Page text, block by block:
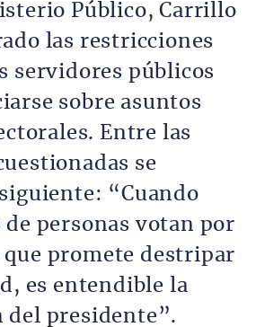
Público, Carrillo
las restricciones
servidores públicos
sobre asuntos
Entre las
se
“Cuando
de personas votan por
promete destripar
es entendible la
del presidente”.